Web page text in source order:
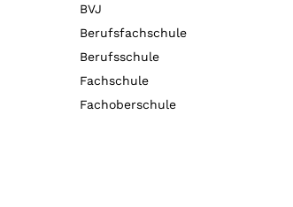
BVJ
Berufsfachschule
Berufsschule
Fachschule
Fachoberschule